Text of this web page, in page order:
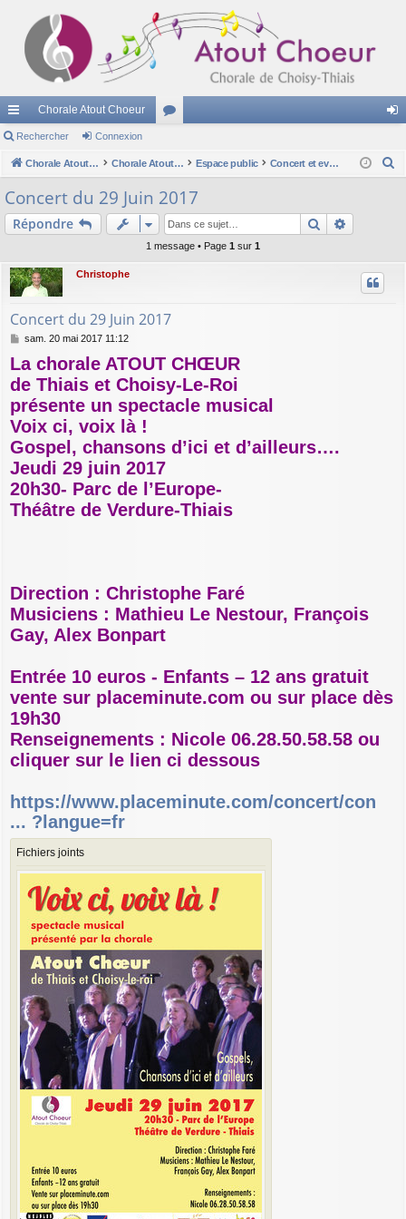
cc
ès
ra
pi
Chorale Atout Choeur
u
m
s
ne
Rechercher Connexion
Chorale Atout Choeur Chorale Atout Choeur Espace public Concert et evenements passés
r
Concert du 29 Juin 2017
Répondre Rechercher
1 message • Page 1 sur 1
Christophe
Concert du 29 Juin 2017
M
s
a
g
e
sam. 20 mai 2017 11:12
La chorale ATOUT CHŒUR
de Thiais et Choisy-Le-Roi
présente un spectacle musical
Voix ci, voix là !
Gospel, chansons d’ici et d’ailleurs….
Jeudi 29 juin 2017
20h30- Parc de l’Europe-
Théâtre de Verdure-Thiais
Direction : Christophe Faré
Musiciens : Mathieu Le Nestour, François
Gay, Alex Bonpart
Entrée 10 euros - Enfants – 12 ans gratuit
vente sur placeminute.com ou sur place dès
19h30
Renseignements : Nicole 06.28.50.58.58 ou
cliquer sur le lien ci dessous
https://www.placeminute.com/concert/con
... ?langue=fr
Fichiers joints